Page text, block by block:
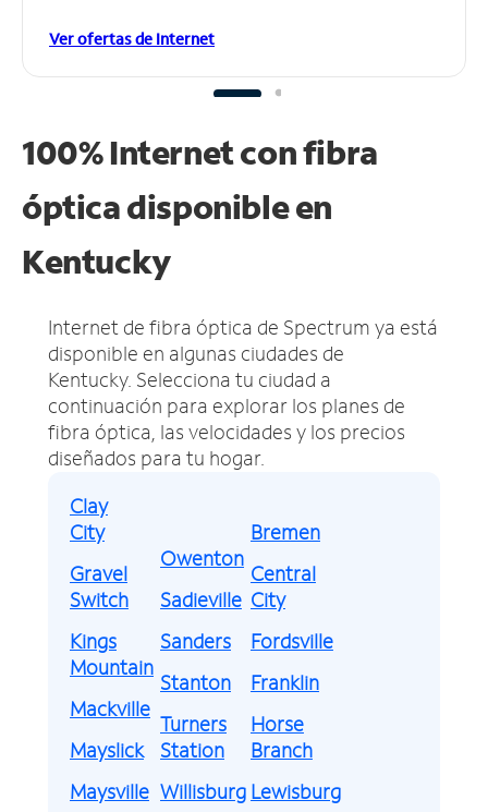
Ver ofertas de Internet
100% Internet con fibra
óptica disponible en
Kentucky
Internet de fibra óptica de Spectrum ya está
disponible en algunas ciudades de
Kentucky. Selecciona tu ciudad a
continuación para explorar los planes de
fibra óptica, las velocidades y los precios
diseñados para tu hogar.
Clay
City
Gravel
Switch
Kings
Mountain
Mackville
Mayslick
Maysville
Owenton
Sadieville
Sanders
Stanton
Turners
Station
Willisburg
Bremen
Central
City
Fordsville
Franklin
Horse
Branch
Lewisburg